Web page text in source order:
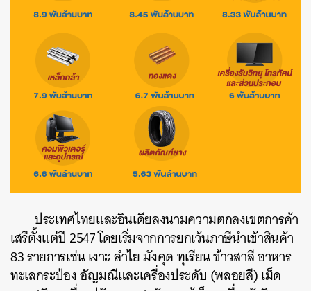
ประเทศไทยและอินเดียลงนามความตกลงเขตการค้า
เสรีตั้งแต่ปี 2547 โดยเริ่มจากการยกเว้นภาษีนำเข้าสินค้า
83 รายการเช่น เงาะ ลำไย มังคุด ทุเรียน ข้าวสาลี อาหาร
ทะเลกระป๋อง อัญมณีและเครื่องประดับ (พลอยสี) เม็ด